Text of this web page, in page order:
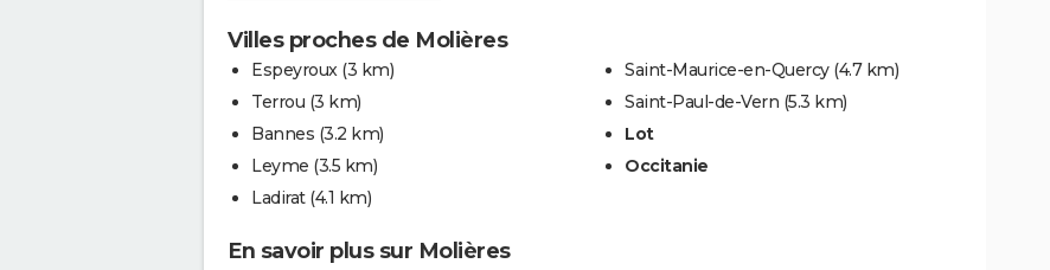
Villes proches de Molières
Espeyroux (3 km)
Terrou (3 km)
Bannes (3.2 km)
Leyme (3.5 km)
Ladirat (4.1 km)
Saint-Maurice-en-Quercy (4.7 km)
Saint-Paul-de-Vern (5.3 km)
Lot
Occitanie
En savoir plus sur Molières